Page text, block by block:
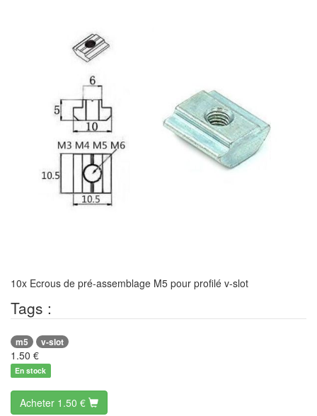
10x Ecrous de pré-assemblage M5 pour profilé v-slot
Tags :
m5 v-slot
1.50 €
En stock
Acheter 1.50 €